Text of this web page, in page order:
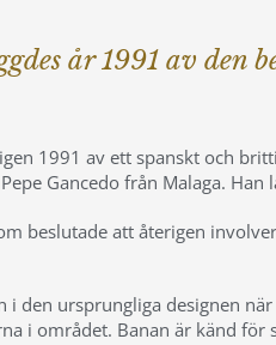
år 1991 av den
1991 av ett spanskt och
Gancedo från Malaga.
beslutade att återigen
den ursprungliga designen
i området. Banan är känd för